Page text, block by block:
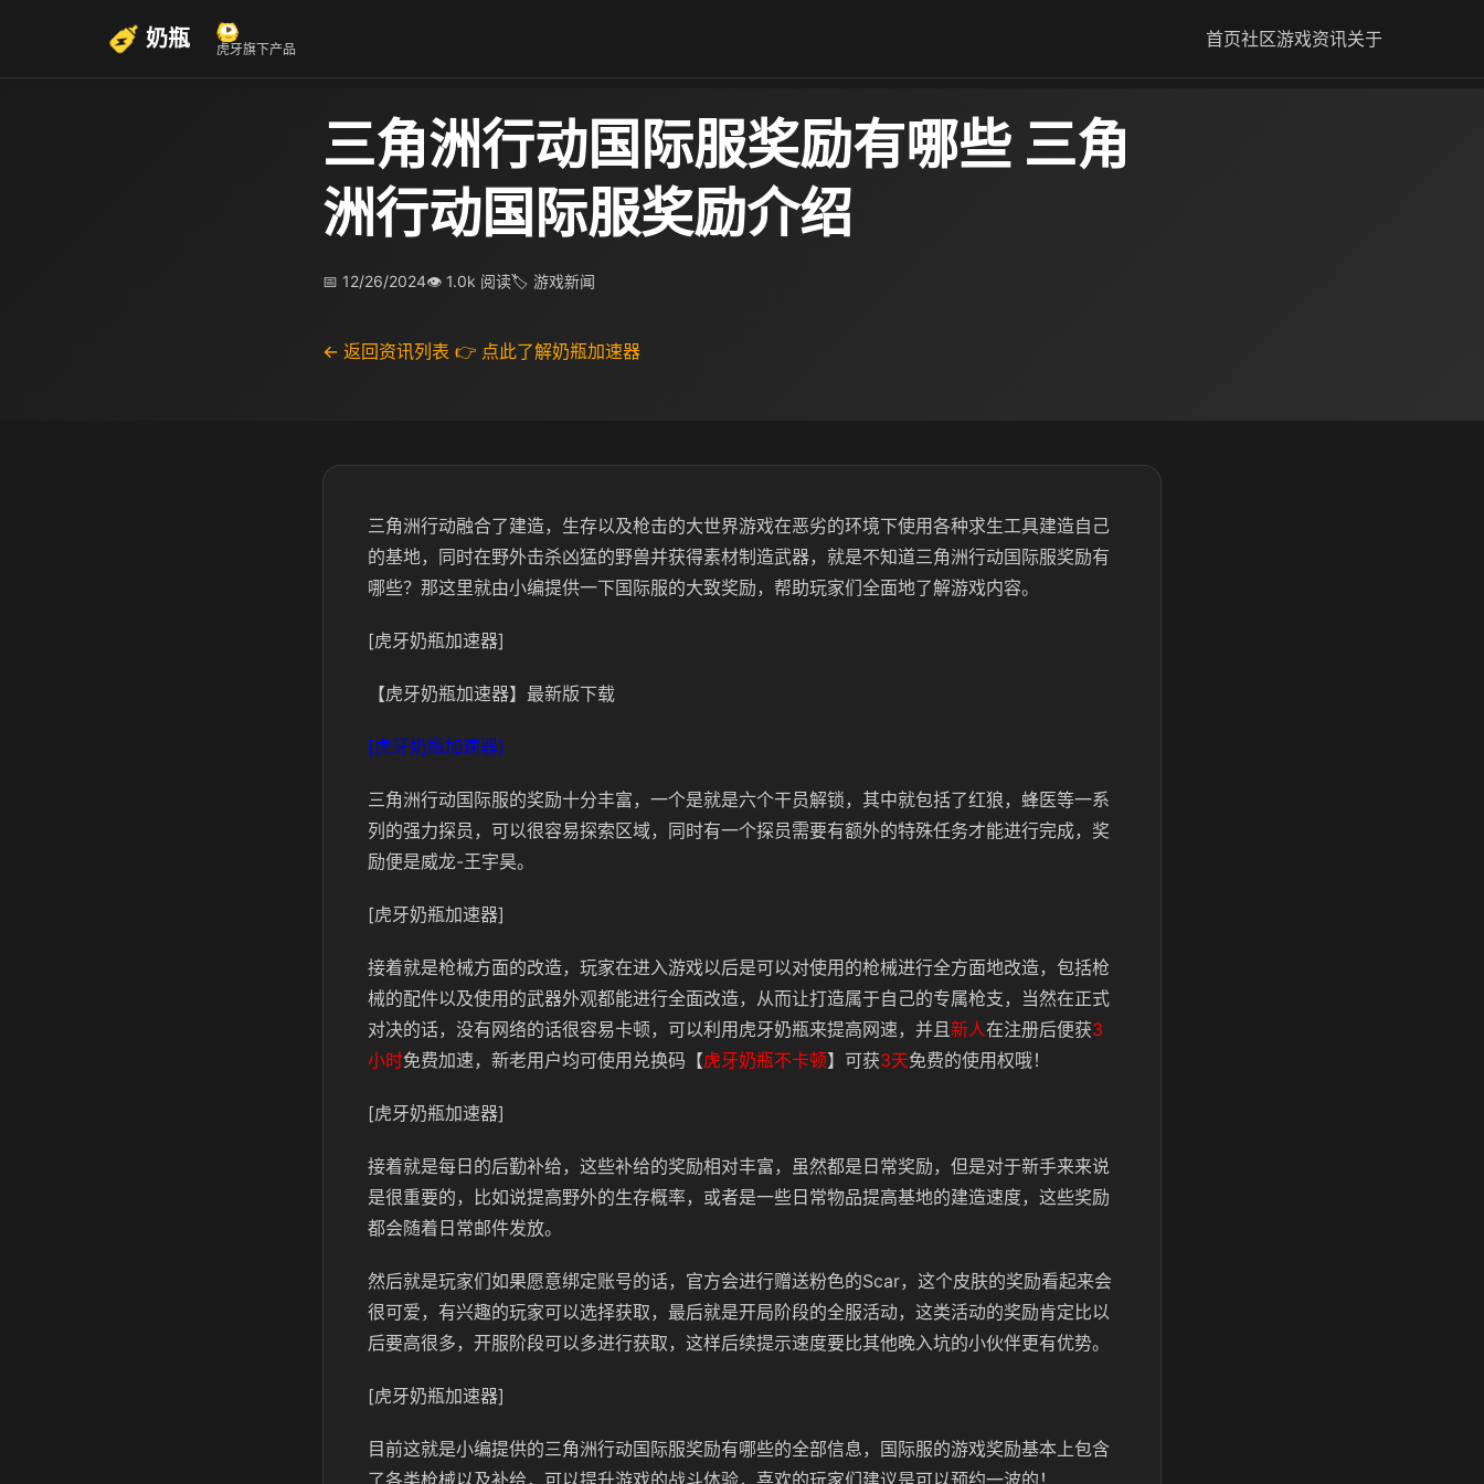
奶瓶 虎牙旗下产品 首页社区游戏资讯关于
三角洲行动国际服奖励有哪些 三角
洲行动国际服奖励介绍
📅 12/26/2024👁 1.0k 阅读🏷 游戏新闻
← 返回资讯列表 👉 点此了解奶瓶加速器
三角洲行动融合了建造，生存以及枪击的大世界游戏在恶劣的环境下使用各种求生工具建造自己
的基地，同时在野外击杀凶猛的野兽并获得素材制造武器，就是不知道三角洲行动国际服奖励有
哪些？那这里就由小编提供一下国际服的大致奖励，帮助玩家们全面地了解游戏内容。
[虎牙奶瓶加速器]
【虎牙奶瓶加速器】最新版下载
[虎牙奶瓶加速器]
三角洲行动国际服的奖励十分丰富，一个是就是六个干员解锁，其中就包括了红狼，蜂医等一系
列的强力探员，可以很容易探索区域，同时有一个探员需要有额外的特殊任务才能进行完成，奖
励便是威龙-王宇昊。
[虎牙奶瓶加速器]
接着就是枪械方面的改造，玩家在进入游戏以后是可以对使用的枪械进行全方面地改造，包括枪
械的配件以及使用的武器外观都能进行全面改造，从而让打造属于自己的专属枪支，当然在正式
对决的话，没有网络的话很容易卡顿，可以利用虎牙奶瓶来提高网速， 并且新人在注册后便获3
小时免费加速，新老用户均可使用兑换码【虎牙奶瓶不卡顿】可获3天免费的使用权哦！
[虎牙奶瓶加速器]
接着就是每日的后勤补给，这些补给的奖励相对丰富，虽然都是日常奖励，但是对于新手来来说
是很重要的，比如说提高野外的生存概率，或者是一些日常物品提高基地的建造速度，这些奖励
都会随着日常邮件发放。
然后就是玩家们如果愿意绑定账号的话，官方会进行赠送粉色的Scar，这个皮肤的奖励看起来会
很可爱，有兴趣的玩家可以选择获取，最后就是开局阶段的全服活动，这类活动的奖励肯定比以
后要高很多，开服阶段可以多进行获取，这样后续提示速度要比其他晚入坑的小伙伴更有优势。
[虎牙奶瓶加速器]
目前这就是小编提供的三角洲行动国际服奖励有哪些的全部信息，国际服的游戏奖励基本上包含
了各类枪械以及补给，可以提升游戏的战斗体验，喜欢的玩家们建议是可以预约一波的！